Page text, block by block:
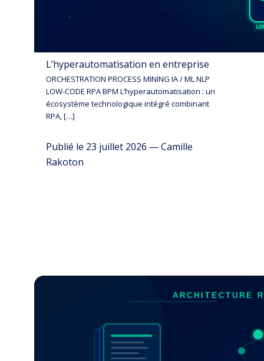
L’hyperautomatisation en entreprise
ORCHESTRATION PROCESS MINING IA / ML NLP
LOW-CODE RPA BPM L’hyperautomatisation : un
écosystème technologique intégré combinant
RPA, […]
Publié le 23 juillet 2026 — Camille
Rakoton